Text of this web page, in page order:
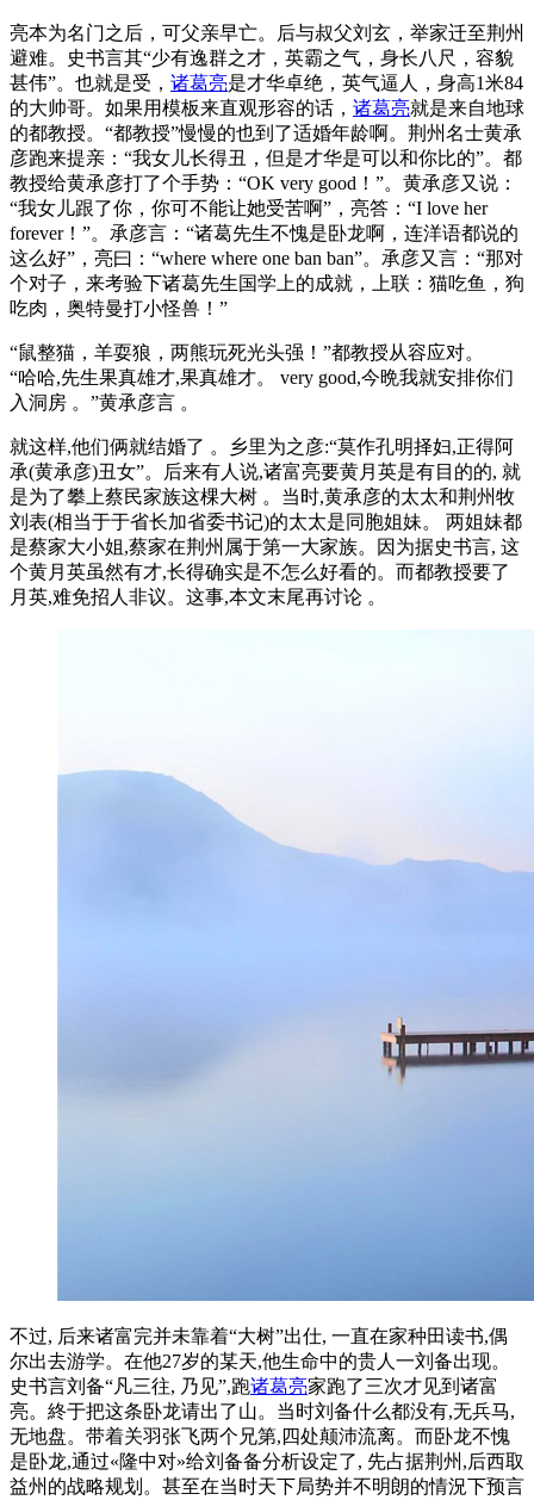
亮本为名门之后，可父亲早亡。后与叔父刘玄，举家迁至荆州
避难。史书言其“少有逸群之才，英霸之气，身长八尺，容貌
甚伟”。也就是受， 诸葛亮是才华卓绝，英气逼人，身高1米84
的大帅哥。如果用模板来直观形容的话， 诸葛亮就是来自地球
的都教授。“都教授”慢慢的也到了适婚年龄啊。荆州名士黄承
彦跑来提亲：“我女儿长得丑，但是才华是可以和你比的”。都
教授给黄承彦打了个手势：“OK very good！”。黄承彦又说：
“我女儿跟了你，你可不能让她受苦啊”，亮答：“I love her
forever！”。承彦言：“诸葛先生不愧是卧龙啊，连洋语都说的
这么好”，亮曰：“where where one ban ban”。承彦又言：“那对
个对子，来考验下诸葛先生国学上的成就，上联：猫吃鱼，狗
吃肉，奥特曼打小怪兽！”
“鼠整猫，羊耍狼，两熊玩死光头强！”都教授从容应对。
“哈哈,先生果真雄才,果真雄才。 very good,今晩我就安排你们
入洞房 。”黄承彦言 。
就这样,他们俩就结婚了 。乡里为之彦:“莫作孔明择妇,正得阿
承(黄承彦)丑女”。后来有人说,诸富亮要黄月英是有目的的, 就
是为了攀上蔡民家族这棵大树 。当时,黄承彦的太太和荆州牧
刘表(相当于于省长加省委书记)的太太是同胞姐妹。 两姐妹都
是蔡家大小姐,蔡家在荆州属于第一大家族。因为据史书言, 这
个黄月英虽然有才,长得确实是不怎么好看的。而都教授要了
月英,难免招人非议。这事,本文末尾再讨论 。
不过, 后来诸富完并未靠着“大树”出仕, 一直在家种田读书,偶
尔出去游学。在他27岁的某天,他生命中的贵人一刘备出现。
史书言刘备“凡三往, 乃见”,跑诸葛亮家跑了三次才见到诸富
亮。終于把这条卧龙请出了山。当时刘备什么都没有,无兵马,
无地盘。带着关羽张飞两个兄第,四处颠沛流离。而卧龙不愧
是卧龙,通过«隆中对»给刘备备分析设定了, 先占据荆州,后西取
益州的战略规划。甚至在当时天下局势并不明朗的情況下预言